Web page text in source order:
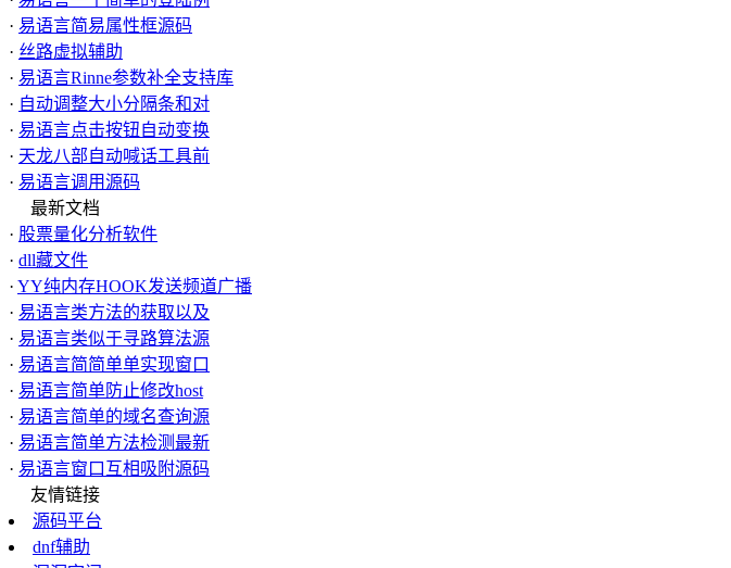
· 易语言简易属性框源码
· 丝路虚拟辅助
· 易语言Rinne参数补全支持库
· 自动调整大小分隔条和对
· 易语言点击按钮自动变换
· 天龙八部自动喊话工具前
· 易语言调用源码
最新文档
· 股票量化分析软件
· dll藏文件
· YY纯内存HOOK发送频道广播
· 易语言类方法的获取以及
· 易语言类似于寻路算法源
· 易语言简简单单实现窗口
· 易语言简单防止修改host
· 易语言简单的域名查询源
· 易语言简单方法检测最新
· 易语言窗口互相吸附源码
友情链接
源码平台
dnf辅助